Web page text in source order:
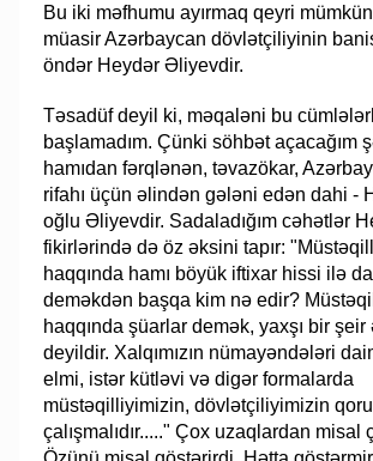
Bu iki məfhumu ayırmaq qeyri
müasir Azərbaycan dövlətçiliyinin
öndər Heydər Əliyevdir.
Təsadüf deyil ki, məqaləni bu
başlamadım. Çünki söhbət açacağım
hamıdan fərqlənən, təvazökar,
rifahı üçün əlindən gələni edən dahi -
oğlu Əliyevdir. Sadaladığım cəhətlər
fikirlərində də öz əksini tapır:
haqqında hamı böyük iftixar hissi ilə
deməkdən başqa kim nə edir?
haqqında şüarlar demək, yaxşı bir
deyildir. Xalqımızın nümayəndələri
elmi, istər kütləvi və digər formalarda
müstəqilliyimizin, dövlətçiliyimizin
çalışmalıdır....." Çox uzaqlardan misal